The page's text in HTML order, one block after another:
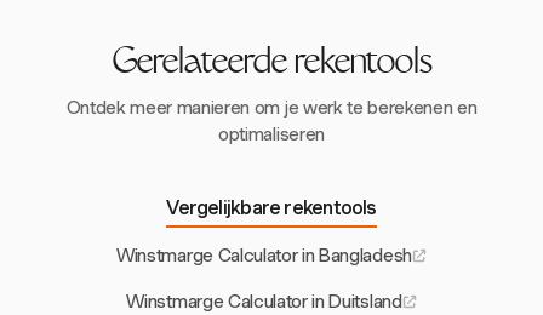
Gerelateerde rekentools
Ontdek meer manieren om je werk te berekenen en
optimaliseren
Vergelijkbare rekentools
Winstmarge Calculator in Bangladesh
Winstmarge Calculator in Duitsland